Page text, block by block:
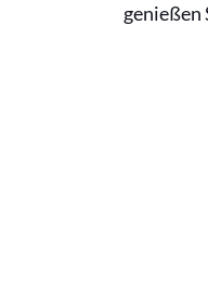
genießen